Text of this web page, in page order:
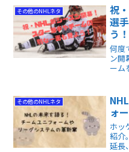
ック
その他のNHLネタ
祝
選
う！
何度
ン開
ーム
別な
その他のNHLネタ
ォ
ホッ
紹介
延長